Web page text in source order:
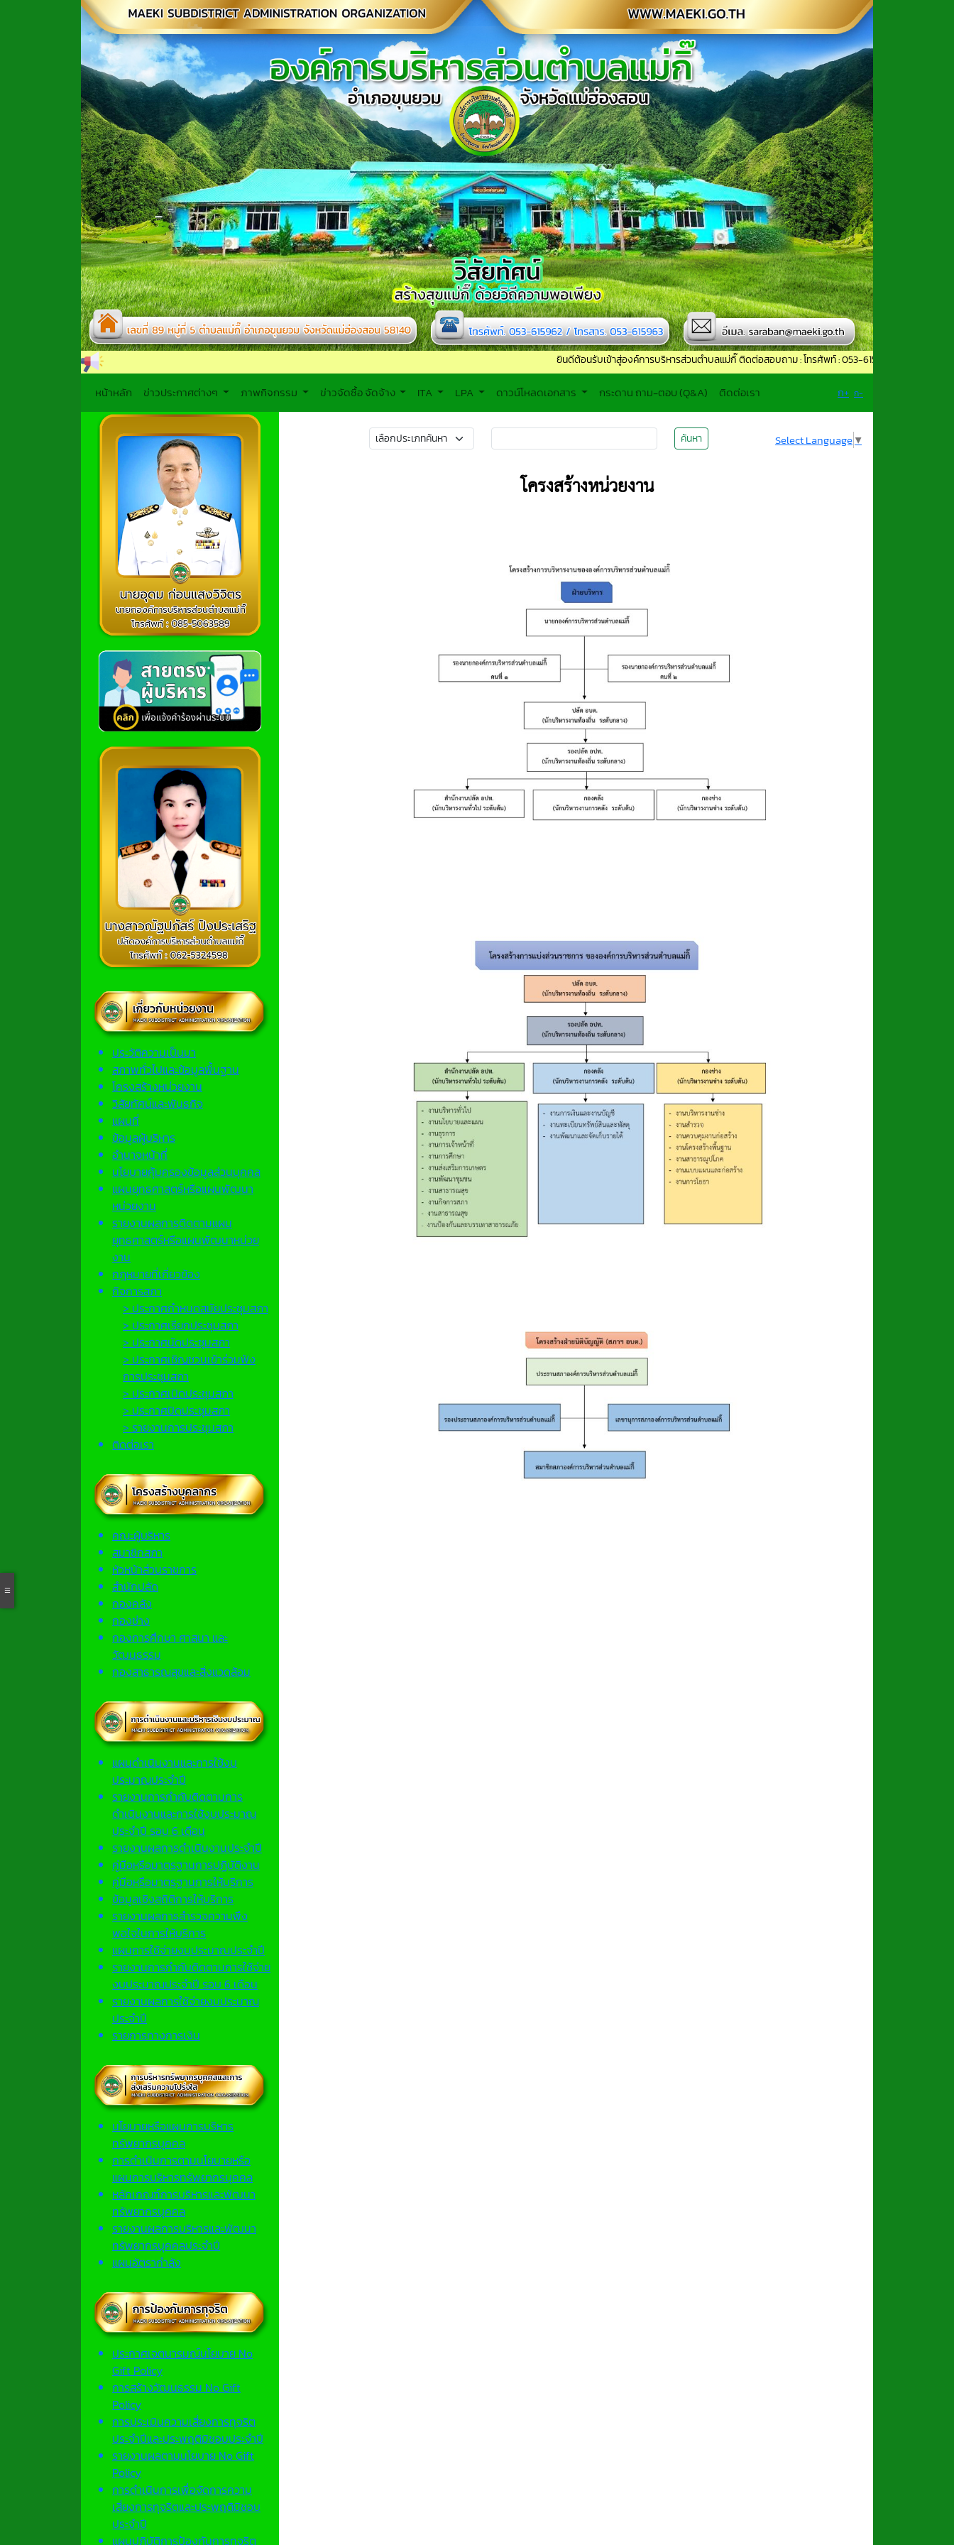
ยินดีต้อนรับเข้าสู่องค์การบริหารส่วนตำบลแม่กิ๊ ติดต่อสอบถาม : โทรศัพท์ : 053-615962 โทรสาร : 053-615963 อีเมล
หน้าหลัก ข่าวประกาศต่างๆ ภาพกิจกรรม ข่าวจัดซื้อ จัดจ้าง ITA LPA ดาวน์โหลดเอกสาร กระดาน ถาม-ตอบ (Q&A) ติดต่อเรา ก+ ก-
ประวัติความเป็นมา
สภาพทั่วไปและข้อมูลพื้นฐาน
โครงสร้างหน่วยงาน
วิสัยทัศน์และพันธกิจ
แผนที่
ข้อมูลผู้บริหาร
อำนาจหน้าที่
นโยบายคุ้มครองข้อมูลส่วนบุคคล
แผนยุทธศาสตร์หรือแผนพัฒนา
หน่วยงาน
รายงานผลการติดตามแผน
ยุทธศาสตร์หรือแผนพัฒนาหน่วย
งาน
กฎหมายที่เกี่ยวข้อง
กิจการสภา
> ประกาศกำหนดสมัยประชุมสภา
> ประกาศเรียกประชุมสภา
> ประกาศนัดประชุมสภา
> ประกาศเชิญชวนเข้าร่วมฟัง
การประชุมสภา
> ประกาศเปิดประชุมสภา
> ประกาศปิดประชุมสภา
> รายงานการประชุมสภา
ติดต่อเรา
คณะผู้บริหาร
สมาชิกสภา
หัวหน้าส่วนราชการ
สำนักปลัด
กองคลัง
กองช่าง
กองการศึกษา ศาสนา และ
วัฒนธรรม
กองสาธารณสุขและสิ่งแวดล้อม
แผนดำเนินงานและการใช้งบ
ประมาณประจำปี
รายงานการกำกับติดตามการ
ดำเนินงานและการใช้งบประมาณ
ประจำปี รอบ 6 เดือน
รายงานผลการดำเนินงานประจำปี
คู่มือหรือมาตรฐานการปฏิบัติงาน
คู่มือหรือมาตรฐานการให้บริการ
ข้อมูลเชิงสถิติการให้บริการ
รายงานผลการสำรวจความพึง
พอใจในการให้บริการ
แผนการใช้จ่ายงบประมาณประจำปี
รายงานการกำกับติดตามการใช้จ่าย
งบประมาณประจำปี รอบ 6 เดือน
รายงานผลการใช้จ่ายงบประมาณ
ประจำปี
รายการทางการเงิน
นโยบายหรือแผนการบริหาร
ทรัพยากรบุคคล
การดำเนินการตามนโยบายหรือ
แผนการบริหารทรัพยากรบุคคล
หลักเกณฑ์การบริหารและพัฒนา
ทรัพยากรบุคคล
รายงานผลการบริหารและพัฒนา
ทรัพยากรบุคคลประจำปี
แผนอัตรากำลัง
ประกาศเจตนารมณ์นโยบาย No
Gift Policy
การสร้างวัฒนธรรม No Gift
Policy
การประเมินความเสี่ยงการทุจริต
ประจำปีและประพฤติมิชอบประจำปี
รายงานผลตามนโยบาย No Gift
Policy
การดำเนินการเพื่อจัดการความ
เสี่ยงการทุจริตและประพฤติมิชอบ
ประจำปี
แผนปฏิบัติการป้องกันการทุจริต
ค้นหา Select Language▼
โครงสร้างหน่วยงาน